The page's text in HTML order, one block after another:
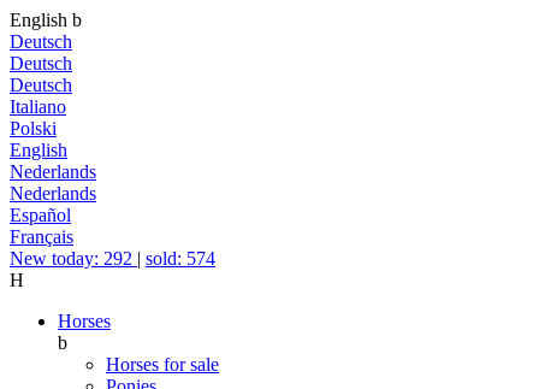
English b
Deutsch
Deutsch
Deutsch
Italiano
Polski
English
Nederlands
Nederlands
Español
Français
New today: 292 | sold: 574
H
Horses
b
Horses for sale